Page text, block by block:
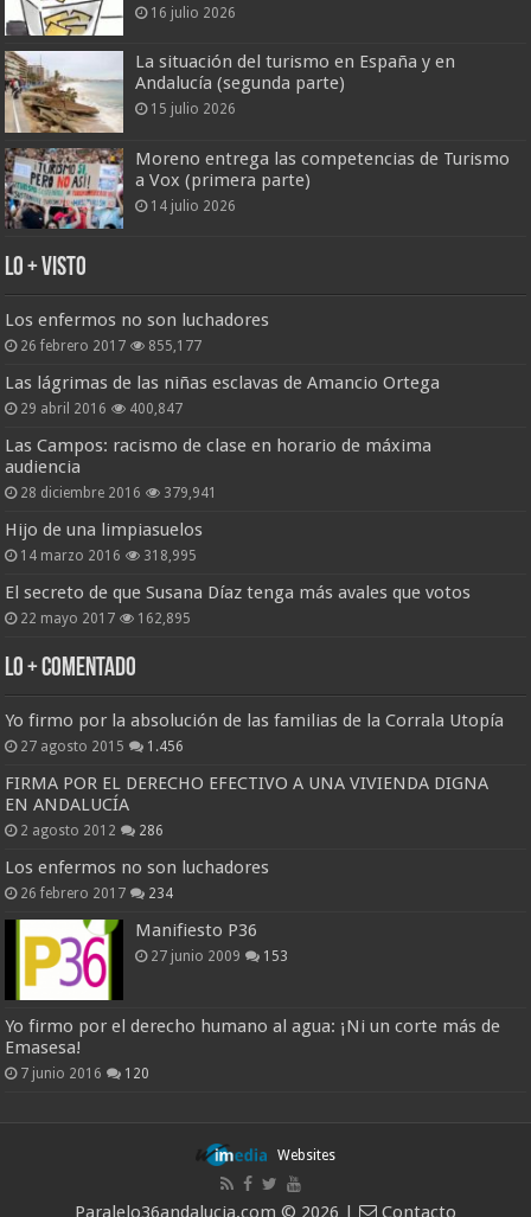
16 julio 2026
La situación del turismo en España y en
Andalucía (segunda parte)
15 julio 2026
Moreno entrega las competencias de Turismo
a Vox (primera parte)
14 julio 2026
Lo + Visto
Los enfermos no son luchadores
26 febrero 2017 855,177
Las lágrimas de las niñas esclavas de Amancio Ortega
29 abril 2016 400,847
Las Campos: racismo de clase en horario de máxima
audiencia
28 diciembre 2016 379,941
Hijo de una limpiasuelos
14 marzo 2016 318,995
El secreto de que Susana Díaz tenga más avales que votos
22 mayo 2017 162,895
Lo + Comentado
Yo firmo por la absolución de las familias de la Corrala Utopía
27 agosto 2015 1.456
FIRMA POR EL DERECHO EFECTIVO A UNA VIVIENDA DIGNA
EN ANDALUCÍA
2 agosto 2012 286
Los enfermos no son luchadores
26 febrero 2017 234
Manifiesto P36
27 junio 2009 153
Yo firmo por el derecho humano al agua: ¡Ni un corte más de
Emasesa!
7 junio 2016 120
Websites
Paralelo36andalucia.com © 2026 | Contacto